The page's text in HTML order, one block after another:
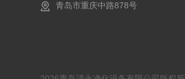
青岛市重庆中路878号